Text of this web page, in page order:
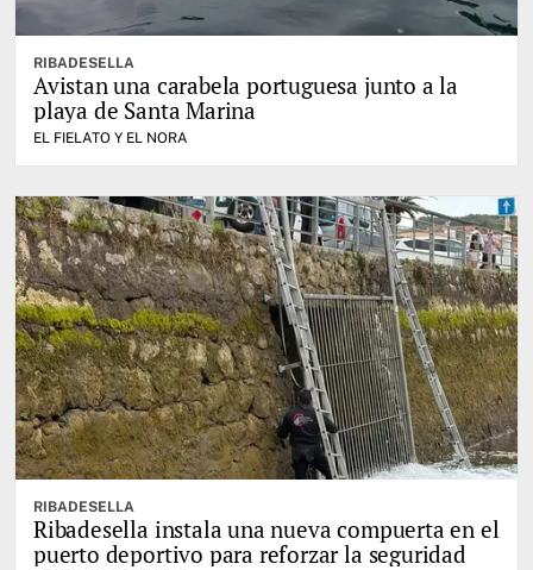
RIBADESELLA
Avistan una carabela portuguesa junto a la
playa de Santa Marina
EL FIELATO Y EL NORA
RIBADESELLA
Ribadesella instala una nueva compuerta en el
puerto deportivo para reforzar la seguridad